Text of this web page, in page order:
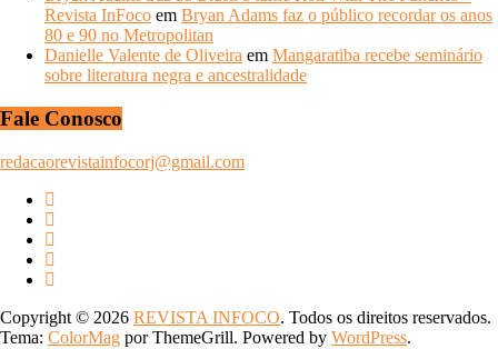
Revista InFoco em Bryan Adams faz o público recordar os anos
80 e 90 no Metropolitan
Danielle Valente de Oliveira em Mangaratiba recebe seminário
sobre literatura negra e ancestralidade
Fale Conosco
redacaorevistainfocorj@gmail.com
Copyright © 2026 REVISTA INFOCO. Todos os direitos reservados.
Tema: ColorMag por ThemeGrill. Powered by WordPress.